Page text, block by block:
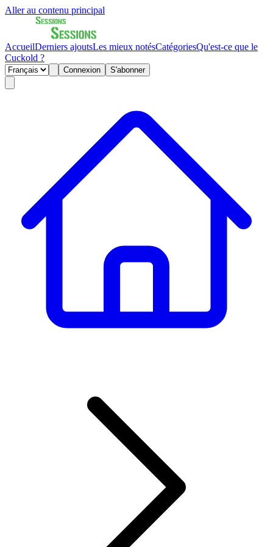
Aller au contenu principal
AccueilDerniers ajoutsLes mieux notésCatégoriesQu'est-ce que le
Cuckold ?
Connexion S'abonner